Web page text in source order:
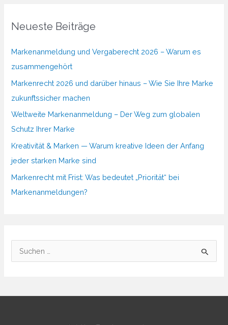
Neueste Beiträge
Markenanmeldung und Vergaberecht 2026 – Warum es
zusammengehört
Markenrecht 2026 und darüber hinaus – Wie Sie Ihre Marke
zukunftssicher machen
Weltweite Markenanmeldung – Der Weg zum globalen
Schutz Ihrer Marke
Kreativität & Marken — Warum kreative Ideen der Anfang
jeder starken Marke sind
Markenrecht mit Frist: Was bedeutet „Priorität“ bei
Markenanmeldungen?
u